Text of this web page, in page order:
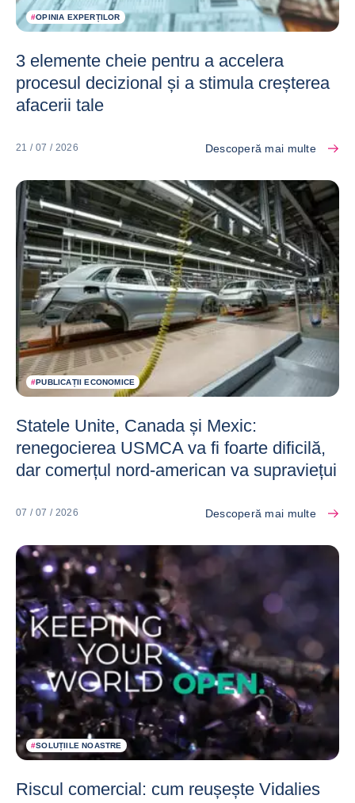
#OPINIA EXPERȚILOR
3 elemente cheie pentru a accelera
procesul decizional și a stimula creșterea
afacerii tale
21 / 07 / 2026 Descoperă mai multe
#PUBLICAȚII ECONOMICE
Statele Unite, Canada și Mexic:
renegocierea USMCA va fi foarte dificilă,
dar comerțul nord-american va supraviețui
07 / 07 / 2026 Descoperă mai multe
#SOLUȚIILE NOASTRE
Riscul comercial: cum reușește Vidalies